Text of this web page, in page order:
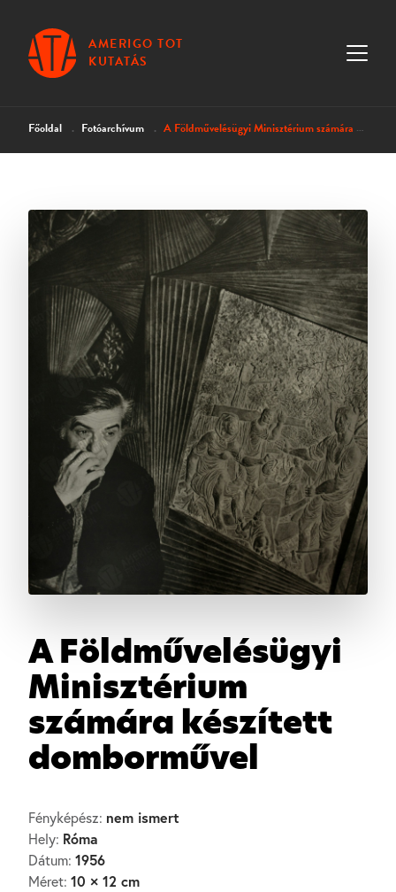
AMERIGO TOT
KUTATÁS
Főoldal Fotóarchívum A Földművelésügyi Minisztérium számára készített domborművel
A Földművelésügyi
Minisztérium
számára készített
domborművel
Fényképész: nem ismert
Hely: Róma
Dátum: 1956
Méret: 10 × 12 cm